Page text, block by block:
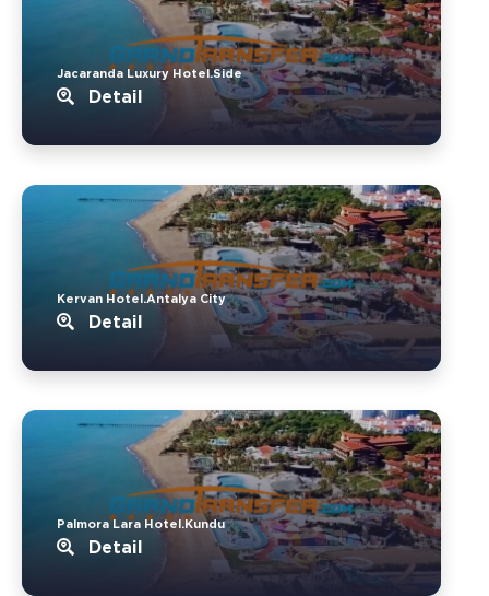
Jacaranda Luxury Hotel.Side
Detail
Kervan Hotel.Antalya City
Detail
Palmora Lara Hotel.Kundu
Detail